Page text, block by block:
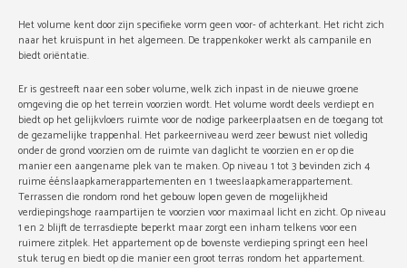
Het volume kent door zijn specifieke vorm geen voor- of achterkant. Het richt zich
naar het kruispunt in het algemeen. De trappenkoker werkt als campanile en
biedt oriëntatie.
Er is gestreeft naar een sober volume, welk zich inpast in de nieuwe groene
omgeving die op het terrein voorzien wordt. Het volume wordt deels verdiept en
biedt op het gelijkvloers ruimte voor de nodige parkeerplaatsen en de toegang tot
de gezamelijke trappenhal. Het parkeerniveau werd zeer bewust niet volledig
onder de grond voorzien om de ruimte van daglicht te voorzien en er op die
manier een aangename plek van te maken. Op niveau 1 tot 3 bevinden zich 4
ruime éénslaapkamerappartementen en 1 tweeslaapkamerappartement.
Terrassen die rondom rond het gebouw lopen geven de mogelijkheid
verdiepingshoge raampartijen te voorzien voor maximaal licht en zicht. Op niveau
1 en 2 blijft de terrasdiepte beperkt maar zorgt een inham telkens voor een
ruimere zitplek. Het appartement op de bovenste verdieping springt een heel
stuk terug en biedt op die manier een groot terras rondom het appartement.